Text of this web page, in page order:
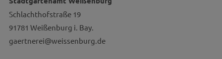
Schlachthofstraße 19
91781 Weißenburg i. Bay.
gaertnerei@weissenburg.de